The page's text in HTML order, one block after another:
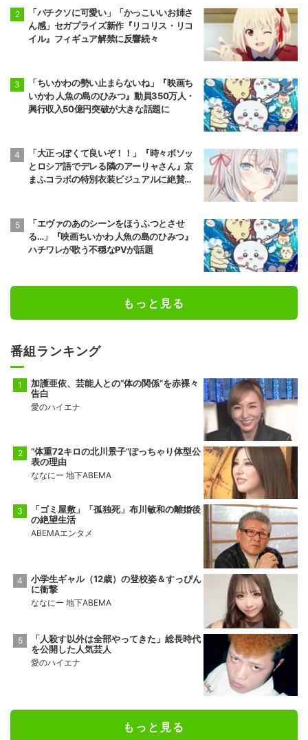
「バチクソに可愛い」「かっこいいお姉さ
ん感」セガプライズ新作『リコリス・リコ
イル』フィギュア解禁に反響続々
「ちいかわの勢い止まらないね」『映画ち
いかわ 人魚の島のひみつ』動員350万人・
興行収入50億円突破が大きな話題に
「大正っぽくて良いぞ！！」『時々ボソッ
とロシア語でデレる隣のアーリャさん』京
まふコラボの特別衣装ビジュアルに絶賛の
「エヴァのあのシーンをほうふつとさせ
る…」『映画ちいかわ 人魚の島のひみつ』
ハチワレが歌う不穏なPVが話題
もっと見る
番組ランキング
加護亜依、芸能人との“体の関係”を赤裸々
告白
愛のハイエナ
“体重72キロの北川景子”ぽっちゃり体型公
表の理由
ななにー 地下ABEMA
「ゴミ屋敷」「孤独死」布川敏和の離婚後
の絶望生活
ABEMAエンタメ
小学生ギャル（12歳）の登校姿＆すっぴん
に衝撃
ななにー 地下ABEMA
「人殺す以外は全部やってきた」総長時代
を公開した人気芸人
愛のハイエナ
もっと見る